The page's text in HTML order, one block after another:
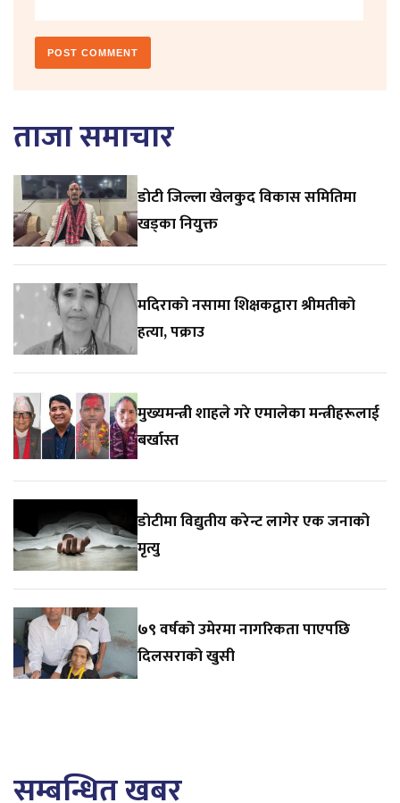
ताजा समाचार
डाेटी जिल्ला खेलकुद विकास समितिमा
खड्का नियुक्त
मदिराको नसामा शिक्षकद्वारा श्रीमतीको
हत्या, पक्राउ
मुख्यमन्त्री शाहले गरे एमालेका मन्त्रीहरूलाई
बर्खास्त
डोटीमा विद्युतीय करेन्ट लागेर एक जनाको
मृत्यु
७९ वर्षको उमेरमा नागरिकता पाएपछि
दिलसराको खुसी
सम्बन्धित खबर